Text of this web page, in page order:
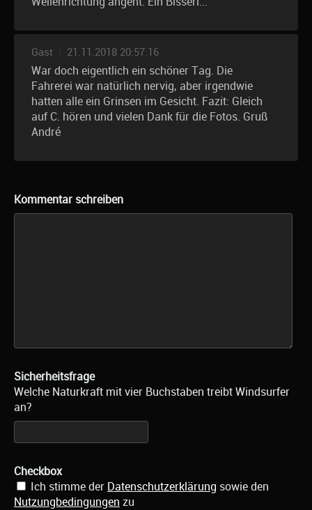
Gast 21.11.2018 20:57:16
War doch eigentlich ein schöner Tag. Die
Fahrerei war natürlich nervig, aber irgendwie
hatten alle ein Grinsen im Gesicht. Fazit: Gleich
auf C. hören und vielen Dank für die Fotos. Gruß
André
Kommentar schreiben
Sicherheitsfrage
Welche Naturkraft mit vier Buchstaben treibt Windsurfer
an?
Checkbox
Ich stimme der Datenschutzerklärung sowie den
Nutzungbedingungen zu